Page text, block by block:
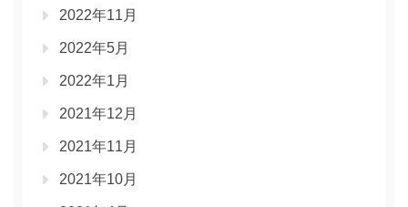
2022年11月
2022年5月
2022年1月
2021年12月
2021年11月
2021年10月